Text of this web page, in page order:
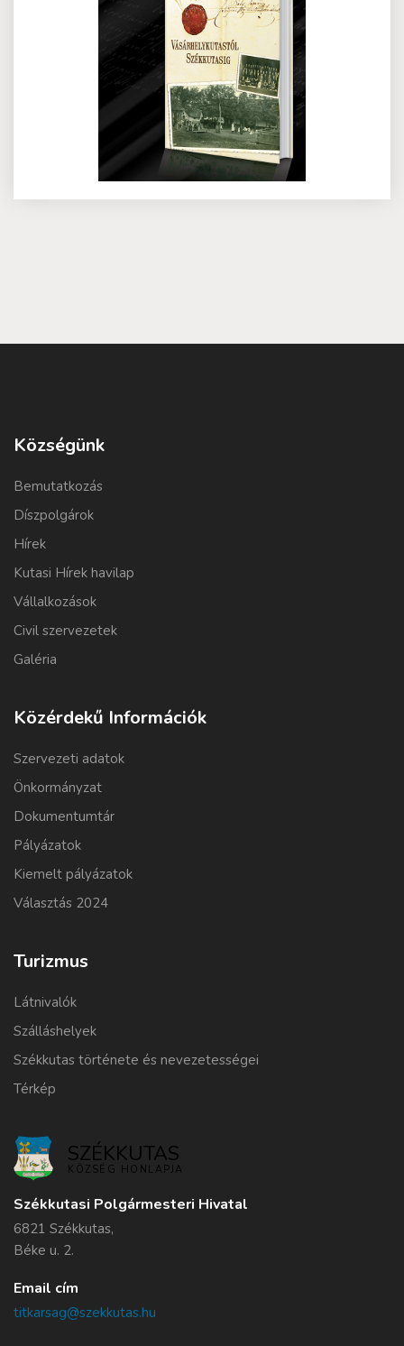
Községünk
Bemutatkozás
Díszpolgárok
Hírek
Kutasi Hírek havilap
Vállalkozások
Civil szervezetek
Galéria
Közérdekű Információk
Szervezeti adatok
Önkormányzat
Dokumentumtár
Pályázatok
Kiemelt pályázatok
Választás 2024
Turizmus
Látnivalók
Szálláshelyek
Székkutas története és nevezetességei
Térkép
SZÉKKUTAS
KÖZSÉG HONLAPJA
Székkutasi Polgármesteri Hivatal
6821 Székkutas,
Béke u. 2.
Email cím
titkarsag@szekkutas.hu